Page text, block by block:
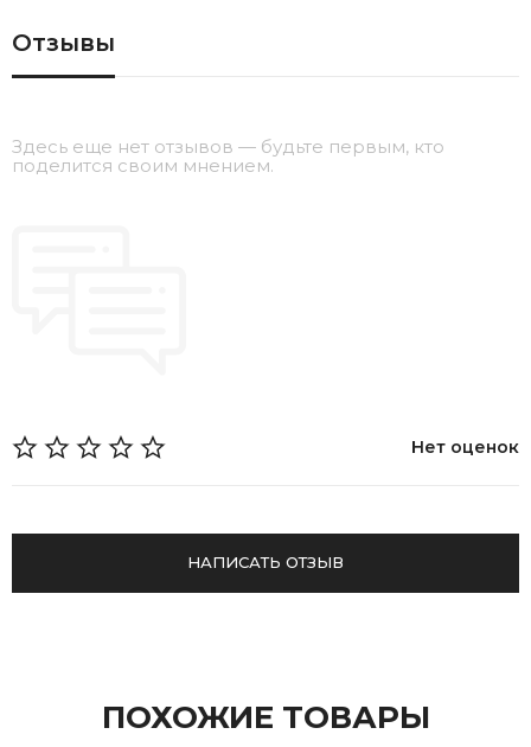
Отзывы
Здесь еще нет отзывов — будьте первым, кто
поделится своим мнением.
Нет оценок
НАПИСАТЬ ОТЗЫВ
ПОХОЖИЕ ТОВАРЫ